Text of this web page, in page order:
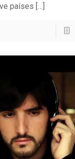
países […]